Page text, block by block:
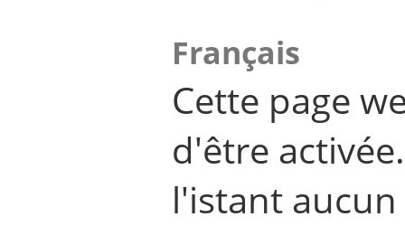
Français
Cette page
d'être
l'istant